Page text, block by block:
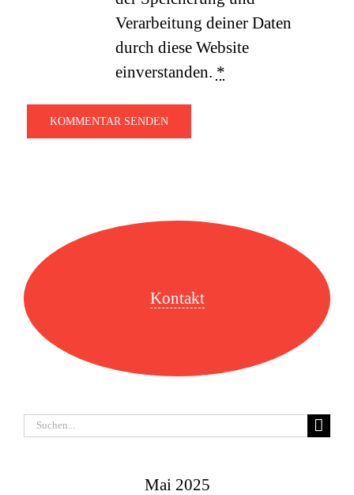
Verarbeitung deiner Daten
durch diese Website
einverstanden. *
Kontakt
Suche
Mai 2025